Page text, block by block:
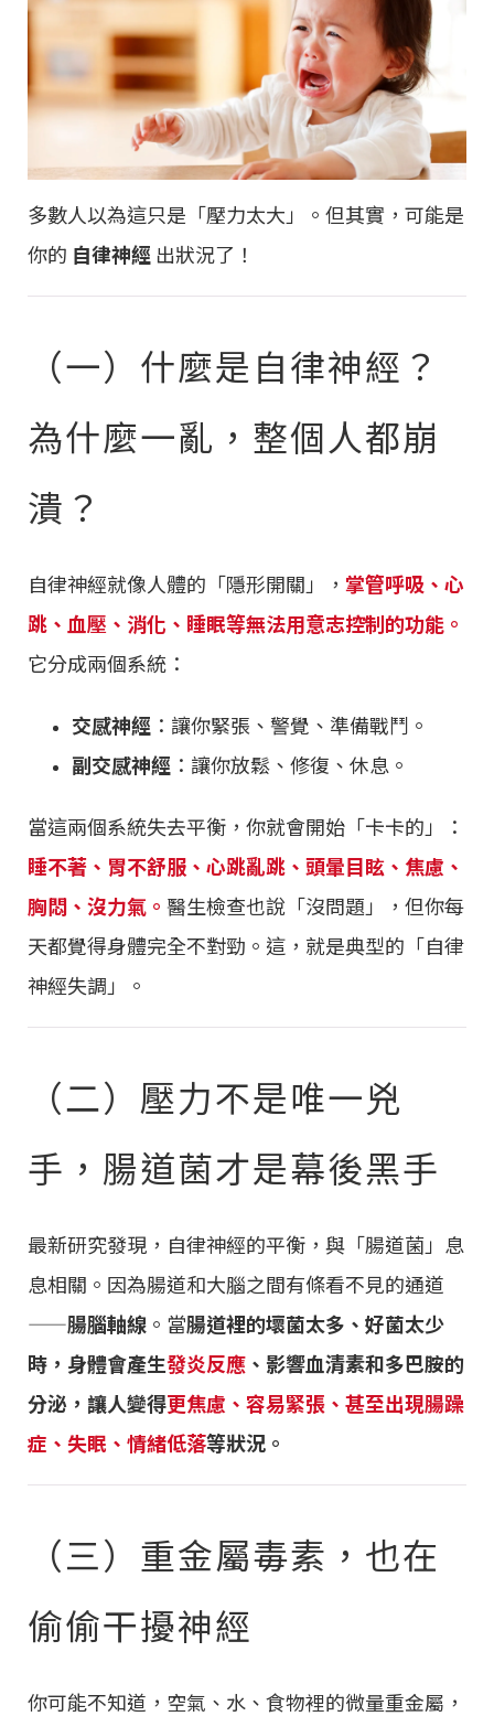
多數人以為這只是「壓力太大」。但其實，可能是
你的 自律神經 出狀況了！
（一）什麼是自律神經？
為什麼一亂，整個人都崩
潰？
自律神經就像人體的「隱形開關」， 掌管呼吸、心
跳、血壓、消化、睡眠等無法用意志控制的功能。
它分成兩個系統：
交感神經 ：讓你緊張、警覺、準備戰鬥。
副交感神經 ：讓你放鬆、修復、休息。
當這兩個系統失去平衡，你就會開始「卡卡的」：
睡不著、胃不舒服、心跳亂跳、頭暈目眩、焦慮、
胸悶、沒力氣。 醫生檢查也說「沒問題」，但你每
天都覺得身體完全不對勁。這，就是典型的「自律
神經失調」。
（二）壓力不是唯一兇
手，腸道菌才是幕後黑手
最新研究發現，自律神經的平衡，與「腸道菌」息
息相關。因為腸道和大腦之間有條看不見的通道
——腸腦軸線 。當腸道裡的壞菌太多、好菌太少
時，身體會產生發炎反應 、影響血清素和多巴胺的
分泌，讓人變得更焦慮、容易緊張、甚至出現腸躁
症、失眠、情緒低落等狀況。
（三）重金屬毒素，也在
偷偷干擾神經
你可能不知道，空氣、水、食物裡的微量重金屬，